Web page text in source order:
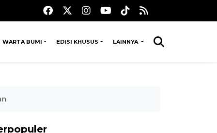
WARTA BUMI EDISI KHUSUS LAINNYA